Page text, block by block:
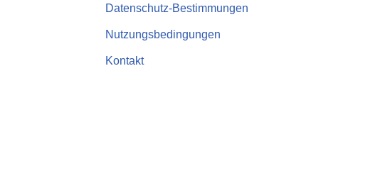
Datenschutz-Bestimmungen
Nutzungsbedingungen
Kontakt